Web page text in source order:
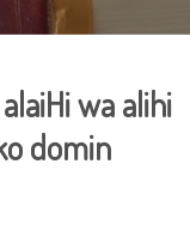
wa alihi
domin